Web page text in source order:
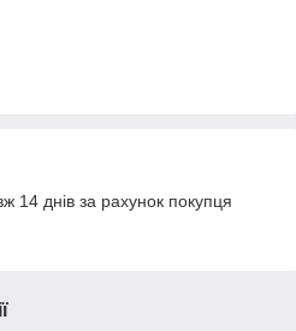
14 днів за рахунок покупця